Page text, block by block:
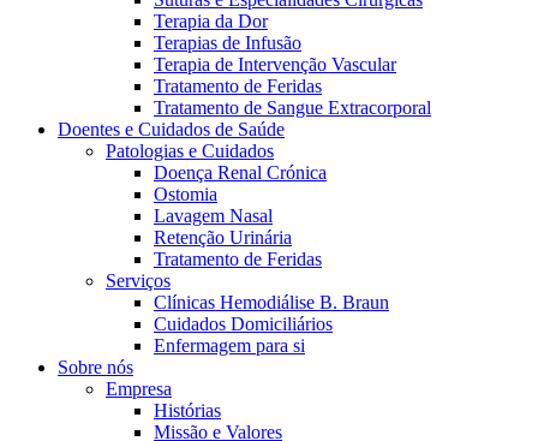
Contactos
Em diálogo com a B. Braun. Entre em contacto connosco
Terapia da Dor
Terapias de Infusão
Terapia de Intervenção Vascular
Tratamento de Feridas
Tratamento de Sangue Extracorporal
Doentes e Cuidados de Saúde
Patologias e Cuidados
Doença Renal Crónica
Ostomia
Lavagem Nasal
Retenção Urinária
Tratamento de Feridas
Serviços
Clínicas Hemodiálise B. Braun
Cuidados Domiciliários
Enfermagem para si
Sobre nós
Empresa
Histórias
Missão e Valores